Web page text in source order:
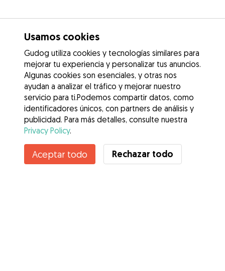
Contacta con Covadonga
¿Conoces los Beneficios de Gudog? Ver más
Usamos cookies
Gudog utiliza cookies y tecnologías similares para
mejorar tu experiencia y personalizar tus anuncios.
Algunas cookies son esenciales, y otras nos
ayudan a analizar el tráfico y mejorar nuestro
servicio para ti.Podemos compartir datos, como
identificadores únicos, con partners de análisis y
publicidad. Para más detalles, consulte nuestra
Privacy Policy.
Aceptar todo Rechazar todo